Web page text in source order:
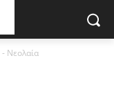
Νεολαία